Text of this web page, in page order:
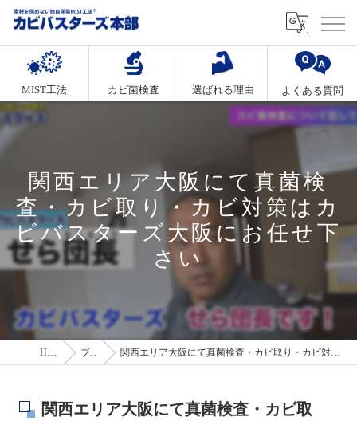
MIST工法 カビ菌検査 選ばれる理由 よくある質問
関西エリア大阪にて真菌検
査・カビ取り・カビ対策はカ
ビバスターズ大阪にお任せ下
さい
HOME ブログ 関西エリア大阪にて真菌検査・カビ取り・カビ対策はカビバスターズ大阪にお任せ下さい
関西エリア大阪にて真菌検査・カビ取